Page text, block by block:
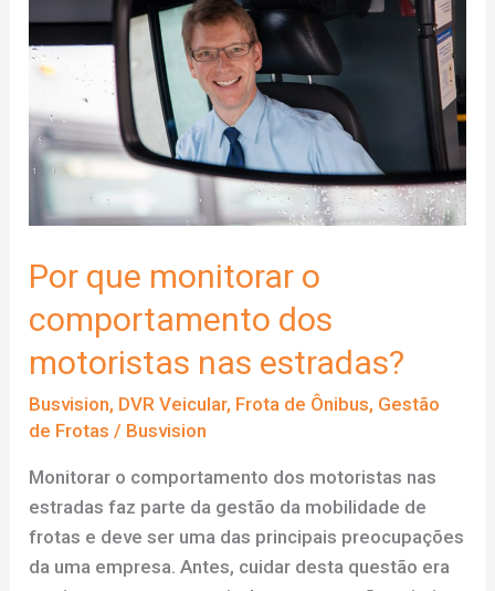
Por que monitorar o
comportamento dos
motoristas nas estradas?
Busvision, DVR Veicular, Frota de Ônibus, Gestão
de Frotas / Busvision
Monitorar o comportamento dos motoristas nas
estradas faz parte da gestão da mobilidade de
frotas e deve ser uma das principais preocupações
da uma empresa. Antes, cuidar desta questão era